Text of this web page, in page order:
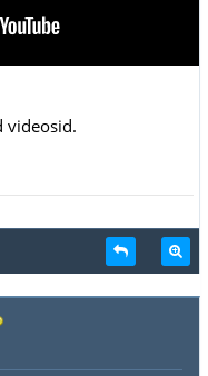
videosid.